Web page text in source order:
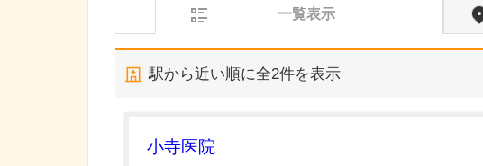
一覧表示
駅から近い順に全2件を表示
小寺医院